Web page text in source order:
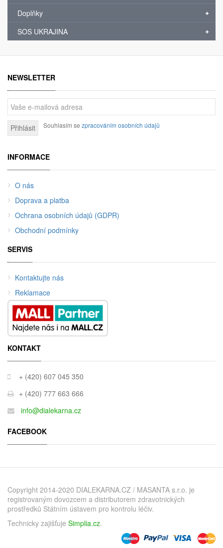
Doplňky
SOS UKRAJINA
NEWSLETTER
Přihlásit Souhlasím se zpracováním osobních údajů
INFORMACE
O nás
Doprava a platba
Ochrana osobních údajů (GDPR)
Obchodní podmínky
SERVIS
Kontaktujte nás
Reklamace
KONTAKT
+ (420) 607 045 350
+ (420) 777 663 666
info@dialekarna.cz
FACEBOOK
Copyright 2014-2020 DIALEKARNA.CZ / MASANTA s.r.o. je
registrovaným dovozcem a distributorem zdravotnických
prostředků Státním ústavem pro kontrolu léčiv.
Technicky zajišťuje Simplia.cz.